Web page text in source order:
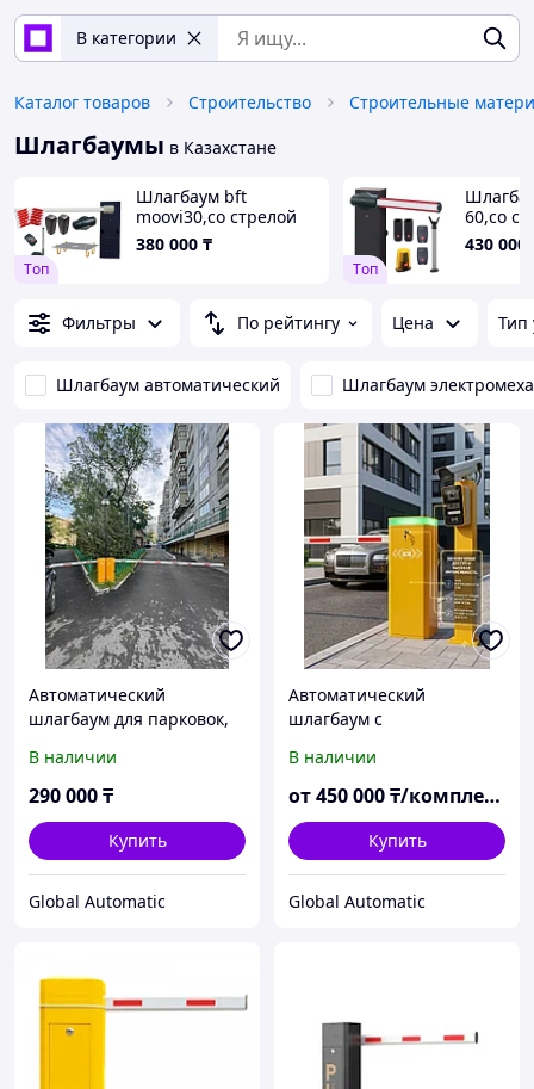
В категории
Каталог товаров Строительство Строительные
Шлагбаумы в Казахстане
Tоп
Шлагбаум bft
moovi30,со стрелой
4.6 м
380 000 ₸
Tоп
60,со
метра
430 000
Фильтры По рейтингу Цена Тип
Шлагбаум автоматический Шлагбаум
Автоматический
шлагбаум для парковок,
Официальная гарантия 1
год, доставка по всему
В наличии
290 000₸
Купить
Global Automatic
Автоматический
шлагбаум с
(Бесщёточный, до 1 млн
циклов) купить в Алматы
В наличии
от450 000₸/комплект
Купить
Global Automatic